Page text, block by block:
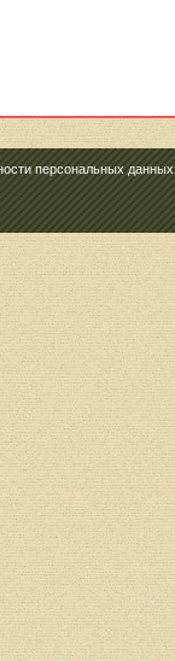
персональных данных